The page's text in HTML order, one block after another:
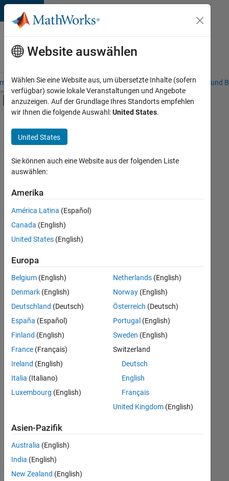
Weiter zum Inhalt
Karriere
bei
MathWorks
– Übersicht Stellensuche Niederlassungen Studierende und
Umschaltung für Off-Canvas-
Hauptinhalt
Information Technology
Commercial Sales
Inside Sales
Marketing Communications
Marketing Services
Finance and Operations
Human Resources
Legal
+7
Derzeit
es
keine
offenen
Stellen,
Ihren
Suchkriterien
entsprechen.
können
die
Suchkriterien
weiter
fassen
oder
alle
Stellenangebote
anzeigen .
noch
keine
offenen
Stellen
Website auswählen
Wählen Sie eine Website aus, um übersetzte Inhalte (sofern
verfügbar) sowie lokale Veranstaltungen und Angebote
anzuzeigen. Auf der Grundlage Ihres Standorts empfehlen
wir Ihnen die folgende Auswahl:United States.
United States
Sie können auch eine Website aus der folgenden Liste
auswählen:
Amerika
América Latina (Español)
Canada (English)
United States (English)
Europa
Belgium (English)
Denmark (English)
Deutschland (Deutsch)
España (Español)
Finland (English)
France (Français)
Ireland (English)
Italia (Italiano)
Luxembourg (English)
Netherlands(English)
Norway(English)
Österreich (Deutsch)
Portugal (English)
Sweden (English)
Switzerland
Deutsch
English
Français
United Kingdom(English)
Asien-Pazifik
Australia (English)
India (English)
New Zealand (English)